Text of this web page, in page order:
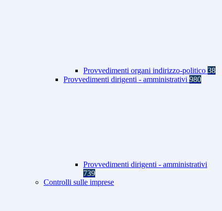
Provvedimenti organi indirizzo-politico 38
Provvedimenti dirigenti - amministrativi 980
Provvedimenti dirigenti - amministrativi
739
Controlli sulle imprese